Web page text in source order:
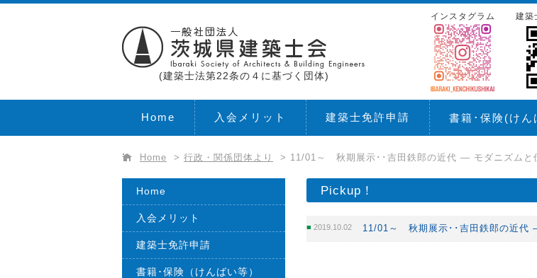
(建築士法第22条の４に基づく団体)
建築
インスタグラム
Home 入会メリット 建築士免許申請 書籍･保険(けん
Home > 行政・関係団体より > 11/01～ 秋期展示･･吉田鉄郎の近代 ― モダニズムと
Pickup！
2019.10.02 11/01～ 秋期展示･･吉田鉄郎の近代
Home
入会メリット
建築士免許申請
書籍･保険（けんばい等）